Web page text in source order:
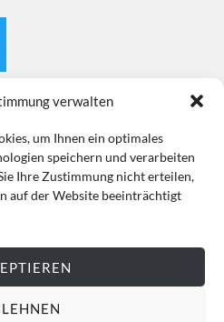
verwalten
um Ihnen ein optimales
speichern und verarbeiten
Ihre Zustimmung nicht erteilen,
auf der Website beeinträchtigt
Datenschutz